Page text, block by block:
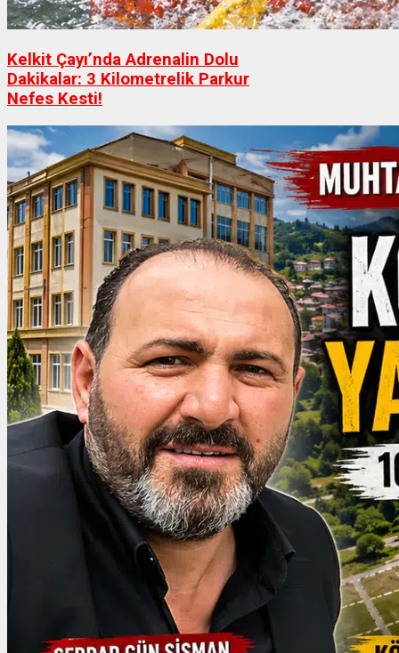
Kelkit Çayı’nda Adrenalin Dolu
Dakikalar: 3 Kilometrelik Parkur
Nefes Kesti!